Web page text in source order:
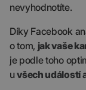
nevyhodnotíte.
Díky Facebook
o tom, jak vaše
je podle toho
uvšech událostí